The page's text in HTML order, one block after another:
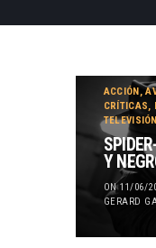
EQUIPO
ACCIÓN,
CRÍTICAS,
TELEVISIÓN
Y
ON 11/06/
GERARD